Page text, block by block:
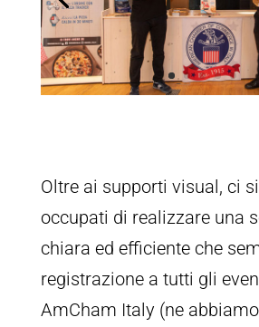
Oltre ai supporti visual, ci
occupati di realizzare una
chiara ed efficiente che
registrazione a tutti gli
AmCham Italy (ne